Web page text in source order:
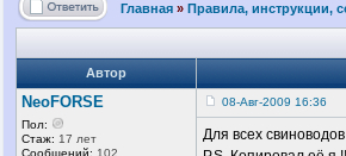
Главная » Правила, инструкции,
Автор
NeoFORSE
Пол:
Стаж: 17 лет
08-Авг-2009 16:36
Для всех